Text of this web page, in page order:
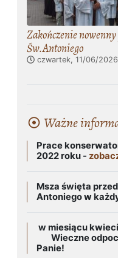
Zakończenie
Św.Antoniego
czwartek, 11/06/2026
Ważne
Prace
2022 roku -
Msza święta
Antoniego w
w miesiącu
Wieczne
Panie!